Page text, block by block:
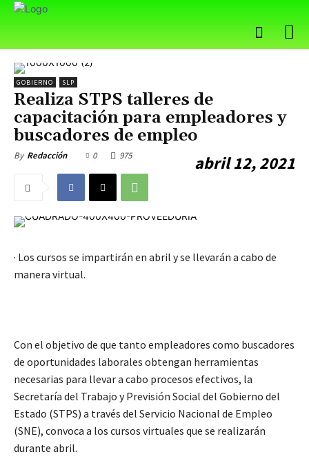
GOBIERNO SLP
Realiza STPS talleres de
capacitación para empleadores y
buscadores de empleo
By Redacción abril 12, 2021
0 975
· Los cursos se impartirán en abril y se llevarán a cabo de
manera virtual.
Con el objetivo de que tanto empleadores como buscadores
de oportunidades laborales obtengan herramientas
necesarias para llevar a cabo procesos efectivos, la
Secretaría del Trabajo y Previsión Social del Gobierno del
Estado (STPS) a través del Servicio Nacional de Empleo
(SNE), convoca a los cursos virtuales que se realizarán
durante abril.